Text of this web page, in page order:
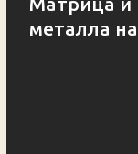
металла